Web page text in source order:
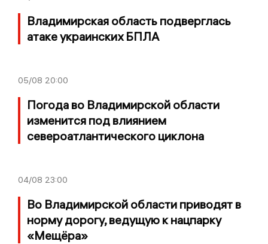
Владимирская область подверглась
атаке украинских БПЛА
05/08 20:00
Погода во Владимирской области
изменится под влиянием
североатлантического циклона
04/08 23:00
Во Владимирской области приводят в
норму дорогу, ведущую к нацпарку
«Мещёра»